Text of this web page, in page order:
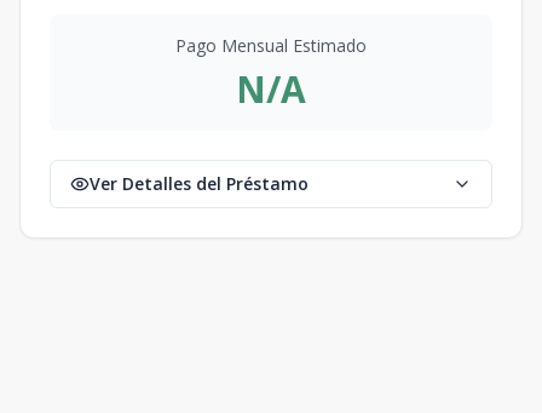
Pago Mensual Estimado
N/A
Ver Detalles del Préstamo